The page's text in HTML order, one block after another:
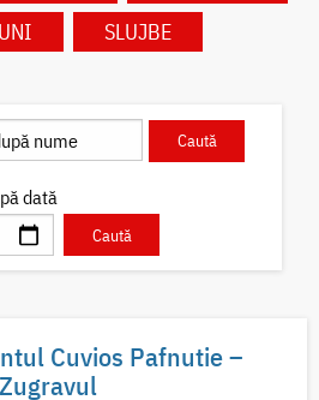
SLUJBE
dată
Cuvios Pafnutie –